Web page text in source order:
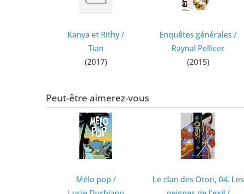
Kanya et Rithy/
Tian
(2017)
Enquêtes générales /
Raynal Pellicer
(2015)
Peut-être aimerez-vous
Mélo pop /
Le clan des Otori, 04. Les